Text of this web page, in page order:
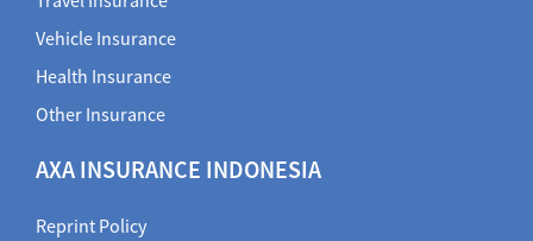
Vehicle Insurance
Health Insurance
Other Insurance
AXA INSURANCE INDONESIA
Reprint Policy